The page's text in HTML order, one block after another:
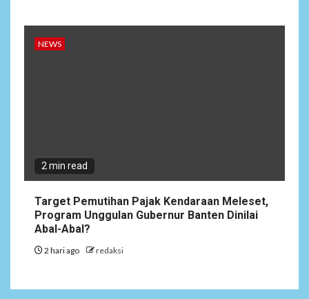
NEWS
2 min read
Target Pemutihan Pajak Kendaraan Meleset,
Program Unggulan Gubernur Banten Dinilai
Abal-Abal?
2 hari ago redaksi